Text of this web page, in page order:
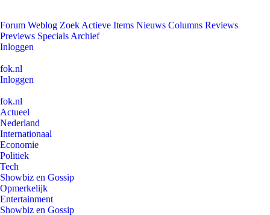
Forum Weblog Zoek Actieve Items Nieuws Columns Reviews
Previews Specials Archief
Inloggen
fok.nl
Inloggen
fok.nl
Actueel
Nederland
Internationaal
Economie
Politiek
Tech
Showbiz en Gossip
Opmerkelijk
Entertainment
Showbiz en Gossip